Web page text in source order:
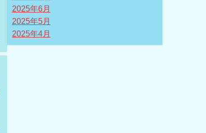
2025年6月
2025年5月
2025年4月